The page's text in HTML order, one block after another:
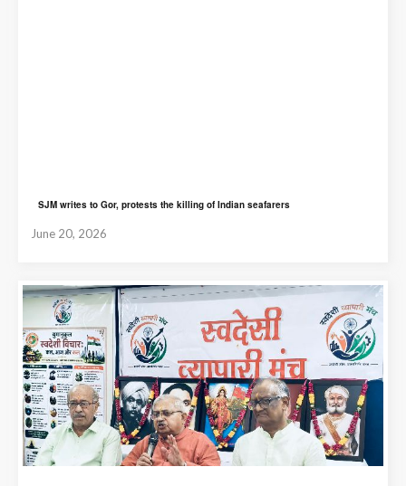
SJM writes to Gor, protests the killing of Indian seafarers
June 20, 2026